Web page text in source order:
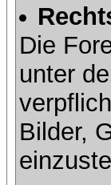
Die
unter
Bilder,